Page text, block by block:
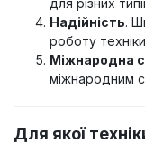
для різних
Надійність.
роботу
Міжнародна
міжнародним
Для якої